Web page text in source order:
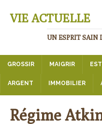
VIE ACTUELLE
UN ESPRIT SAIN
GROSSIR MAIGRIR
ARGENT IMMOBILIER
Régime